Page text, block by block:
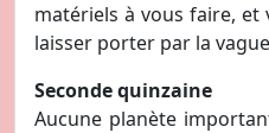
matériels à vous faire,
laisser porter par la
Seconde quinzaine
Aucune planète